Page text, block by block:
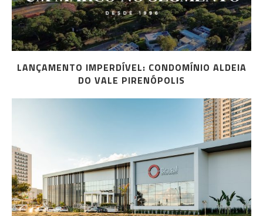
LANÇAMENTO IMPERDÍVEL: CONDOMÍNIO ALDEIA
DO VALE PIRENÓPOLIS